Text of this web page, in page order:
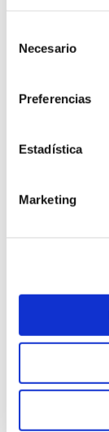
Necesario
Preferencias
Estadística
Marketing